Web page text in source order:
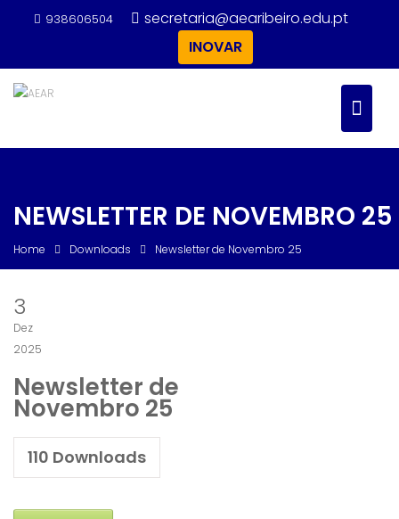
938606504
secretaria@aearibeiro.edu.pt
INOVAR
NEWSLETTER DE NOVEMBRO 25
Home Downloads Newsletter de Novembro 25
3
Dez
2025
Newsletter de
Novembro 25
110 Downloads